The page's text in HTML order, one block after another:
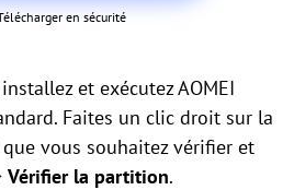
en sécurité
et exécutez AOMEI
Faites un clic droit sur la
vous souhaitez vérifier et
Vérifier la partition.